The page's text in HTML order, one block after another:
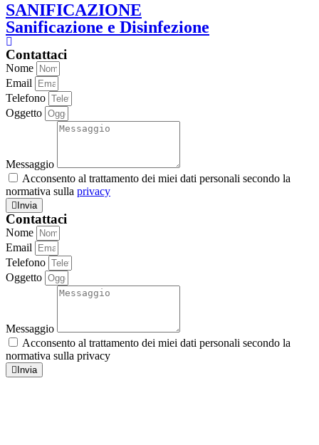
SANIFICAZIONE
Sanificazione e Disinfezione
Contattaci
Nome
Email
Telefono
Oggetto
Messaggio
Acconsento al trattamento dei miei dati personali secondo la
normativa sulla privacy
Invia
Contattaci
Nome
Email
Telefono
Oggetto
Messaggio
Acconsento al trattamento dei miei dati personali secondo la
normativa sulla privacy
Invia